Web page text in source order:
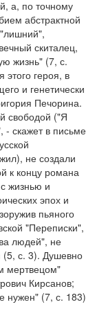
а, по точному
абстрактной
скиталец,
жизнь" (7, с.
героя, в
и генетически
Печорина.
свободой ("Я
- скажет в письме
не создали
к концу романа
жизнью и
эпох и
пьяного
"Переписки",
людей", не
(5, с. 3). Душевно
мертвецом"
Кирсанов;
нужен" (7, с. 183)